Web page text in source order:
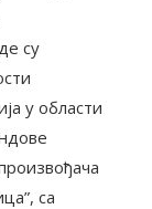
су
у области
са